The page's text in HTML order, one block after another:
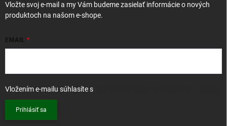
Vložte svoj e-mail a my Vám budeme zasielať informácie o nových
produktoch na našom e-shope.
EMAIL
Vložením e-mailu súhlasíte s
Prihlásiť sa